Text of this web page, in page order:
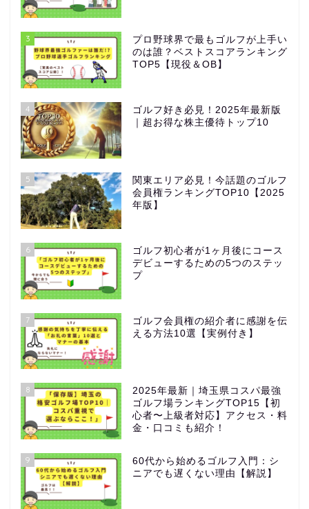
3
プロ野球界で最もゴルフが上手い
のは誰？ベストスコアランキング
TOP5【現役＆OB】
4
ゴルフ好き必見！2025年最新版
｜超お得な株主優待トップ10
5
関東エリア必見！今話題のゴルフ
会員権ランキングTOP10【2025
年版】
6
ゴルフ初心者が1ヶ月後にコース
デビューするための5つのステッ
プ
7
ゴルフ会員権の紹介者に感謝を伝
える方法10選【実例付き】
8
2025年最新｜埼玉県コスパ最強
ゴルフ場ランキングTOP15【初
心者〜上級者対応】アクセス・料
金・口コミも紹介！
9
60代から始めるゴルフ入門：シ
ニアでも遅くない理由【解説】